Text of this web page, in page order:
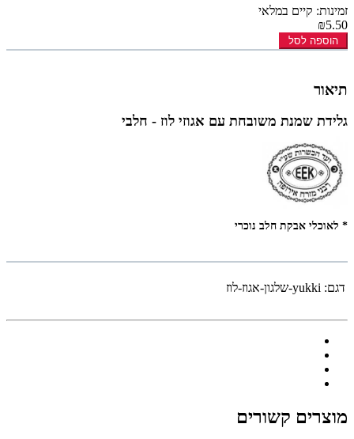
זמינות: קיים במלאי
₪5.50
הוספה לסל
תיאור
גלידת שמנת משובחת עם אגוזי לוז - חלבי
* לאוכלי אבקת חלב נוכרי
דגם: yukki-שלגון-אגוז-לוז
מוצרים קשורים